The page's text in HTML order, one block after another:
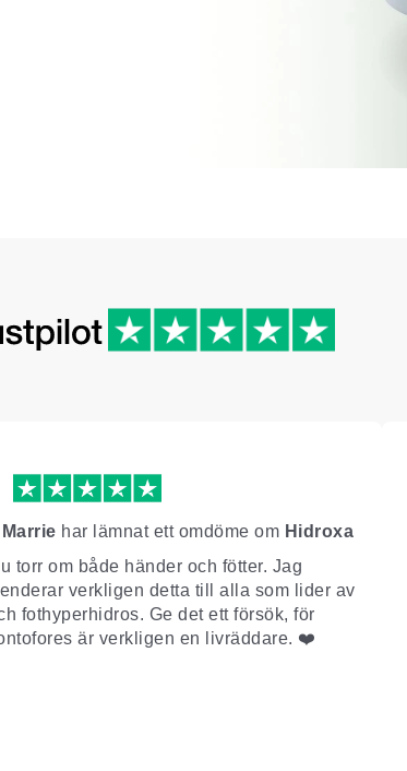
har lämnat ett omdöme om Hidroxa
torr om både händer och fötter. Jag
verkligen detta till alla som lider av
fothyperhidros. Ge det ett försök, för
är verkligen en livräddare. ❤️